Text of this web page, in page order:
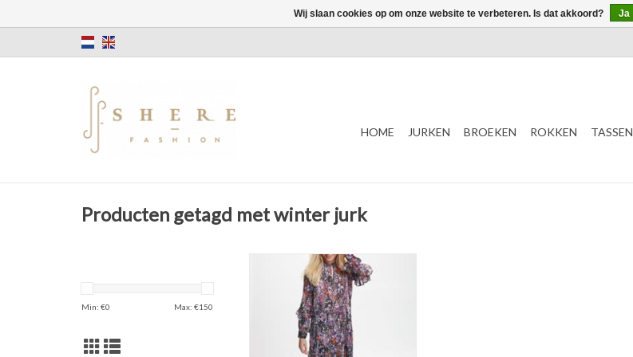
HOME JURKEN BROEKEN ROKKEN TASSEN
Producten getagd met winter jurk
Min: €0 Max: €150
Losse pasvorm
Hilma Dress
Lange jurk
Wij slaan cookies op om onze website te verbeteren. Is dat akkoord? Ja